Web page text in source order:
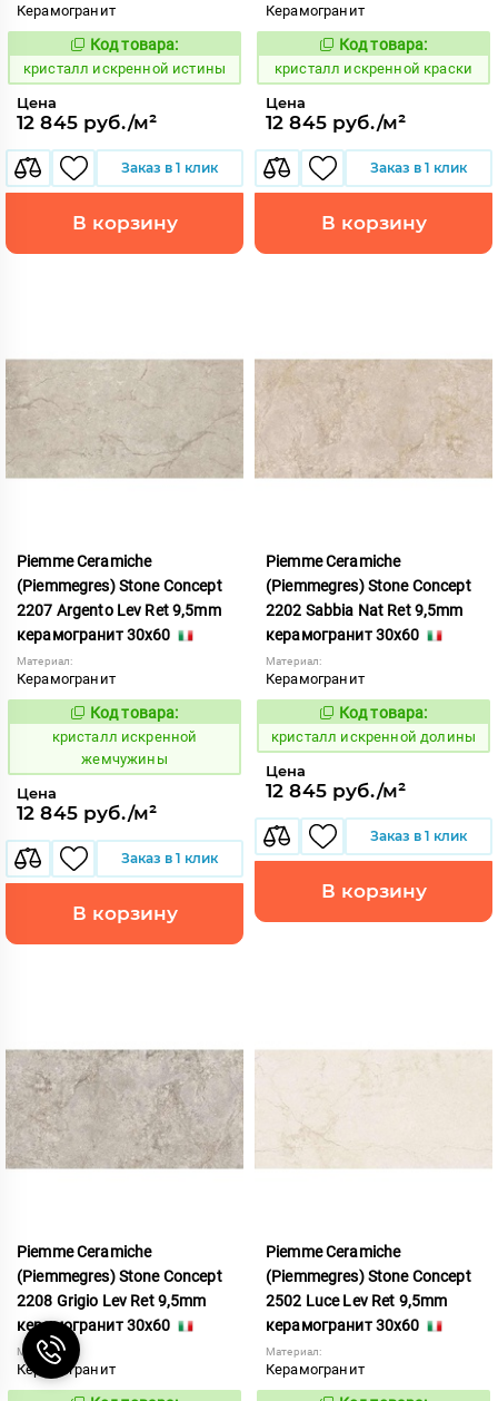
Керамогранит
817036
Код товара:
кристалл искренной истины
Цена
12 845 руб./м²
Заказ в 1 клик
В корзину
Керамогранит
817039
Код товара:
кристалл искренной краски
Цена
12 845 руб./м²
Заказ в 1 клик
В корзину
Piemme Ceramiche
(Piemmegres) Stone Concept
2207 Argento Lev Ret 9,5mm
керамогранит 30x60
Материал:
Керамогранит
817026
Код товара:
кристалл искренной
жемчужины
Цена
12 845 руб./м²
Заказ в 1 клик
В корзину
Piemme Ceramiche
(Piemmegres) Stone Concept
2202 Sabbia Nat Ret 9,5mm
керамогранит 30x60
Материал:
Керамогранит
817021
Код товара:
кристалл искренной долины
Цена
12 845 руб./м²
Заказ в 1 клик
В корзину
Piemme Ceramiche
(Piemmegres) Stone Concept
2208 Grigio Lev Ret 9,5mm
керамогранит 30x60
Материал:
Керамогранит
Piemme Ceramiche
(Piemmegres) Stone Concept
2502 Luce Lev Ret 9,5mm
керамогранит 30x60
Материал:
Керамогранит